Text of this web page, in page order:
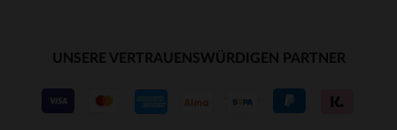
UNSERE VERTRAUENSWÜRDIGEN PARTNER